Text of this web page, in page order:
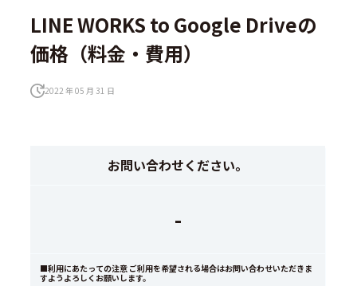
LINE WORKS to Google Driveの
価格（料金・費用）
2022 年 05 月 31 日
お問い合わせください。
-
■利用にあたっての注意 ご利用を希望される場合はお問い合わせいただきま
すようよろしくお願いします。